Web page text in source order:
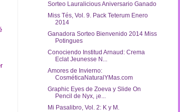
Sorteo Lauralicious Aniversario Ganado
Miss Tés, Vol. 9. Pack Teterum Enero
2014
Ganadora Sorteo Bienvenido 2014 Miss
Potingues
Conociendo Institud Arnaud: Crema
Eclat Jeunesse N...
Amores de Invierno:
CosméticaNaturalYMas.com
Graphic Eyes de Zoeva y Slide On
Pencil de Nyx, ¡e...
Mi Pasalibro, Vol. 2: K y M.